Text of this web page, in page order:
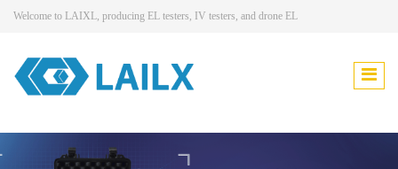
Welcome to LAIXL, producing EL testers, IV testers, and drone EL